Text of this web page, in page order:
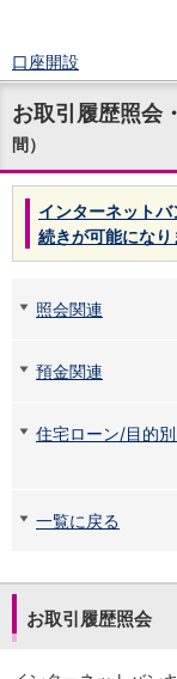
口座開設
ログイン
チャット
メニュー
商品・サービス
預金
円預金TOP
普通預金
積立式定期預金
外貨定期預金
資産運用
投信つみたて
金銭信託のしくみ
取扱商品一覧
お取引履歴照会
間）
インターネット
続きが可能になり
照会関連
預金関連
住宅ローン/目的
一覧に戻る
お取引履歴照会